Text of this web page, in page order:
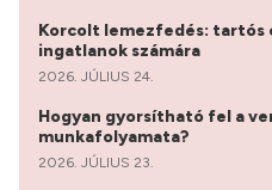
Korcolt lemezfedés: tartós
ingatlanok számára
2026. JÚLIUS 24.
Hogyan gyorsítható fel a
munkafolyamata?
2026. JÚLIUS 23.